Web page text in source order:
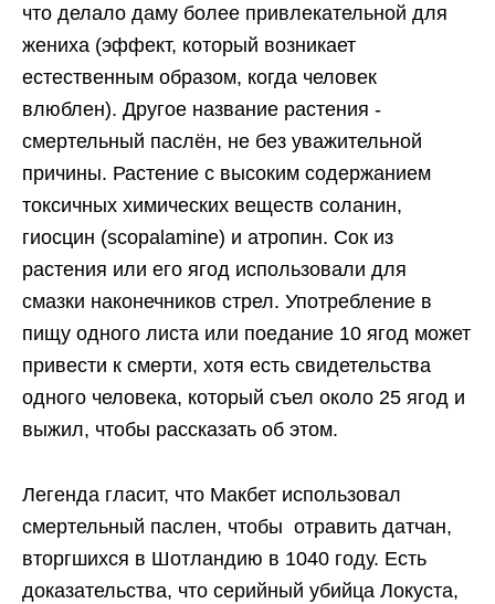
что делало даму более привлекательной для
жениха (эффект, который возникает
естественным образом, когда человек
влюблен). Другое название растения -
смертельный паслён, не без уважительной
причины. Растение с высоким содержанием
токсичных химических веществ соланин,
гиосцин (scopalamine) и атропин. Сок из
растения или его ягод использовали для
смазки наконечников стрел. Употребление в
пищу одного листа или поедание 10 ягод может
привести к смерти, хотя есть свидетельства
одного человека, который съел около 25 ягод и
выжил, чтобы рассказать об этом.
Легенда гласит, что Макбет использовал
смертельный паслен, чтобы отравить датчан,
вторгшихся в Шотландию в 1040 году. Есть
доказательства, что серийный убийца Локуста,